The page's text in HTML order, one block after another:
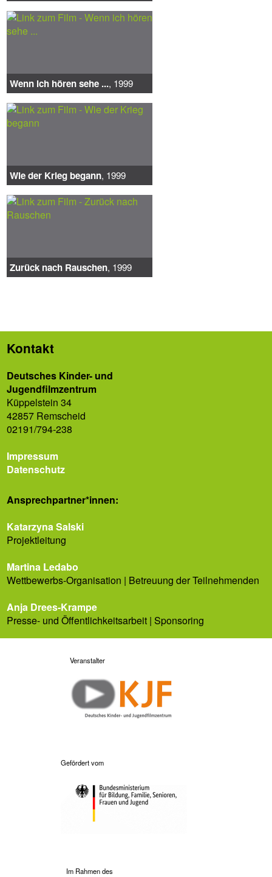
Wenn ich hören sehe ..., 1999
Wie der Krieg begann, 1999
Zurück nach Rauschen, 1999
Kontakt
Deutsches Kinder- und
Jugendfilmzentrum
Küppelstein 34
42857 Remscheid
02191/794-238
Impressum
Datenschutz
Ansprech­partner*innen:
Katarzyna Salski
Projektleitung
Martina Ledabo
Wettbewerbs-Organisation | Betreuung der Teilnehmenden
Anja Drees-Krampe
Presse- und Öffentlichkeitsarbeit | Sponsoring
Veranstalter
Gefördert vom
Im Rahmen des